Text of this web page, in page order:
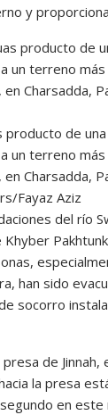
y
producto de
un terreno
Charsadda,
Fayaz Aziz
del río
han sido
socorro
de
la presa
en